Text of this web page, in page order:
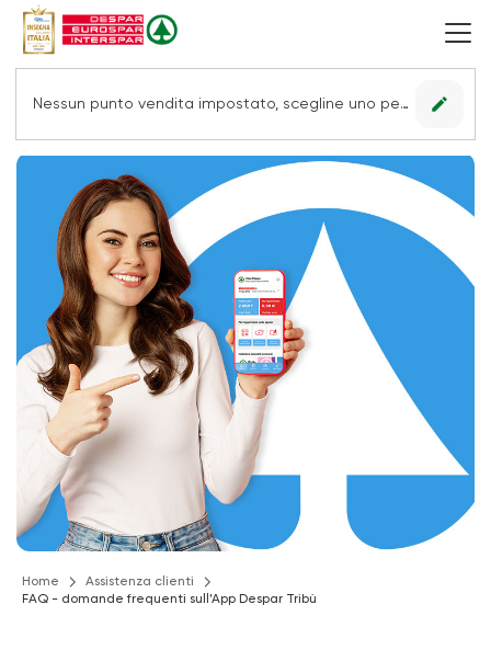
Nessun punto vendita impostato, scegline uno per vedere le offerte. edit
Home
Assistenza clienti
FAQ - domande frequenti sull’App Despar Tribù